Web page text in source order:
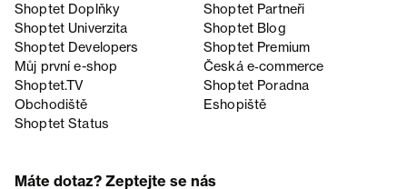
Shoptet Doplňky
Shoptet Partneři
Shoptet Univerzita
Shoptet Blog
Shoptet Developers
Shoptet Premium
Můj první e-shop
Česká e‑commerce
Shoptet.TV
Shoptet Poradna
Obchodiště
Eshopiště
Shoptet Status
Máte dotaz? Zeptejte se nás